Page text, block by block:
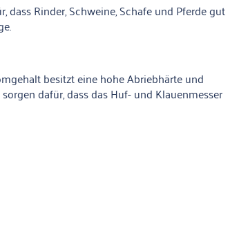
Rinder, Schweine, Schafe und Pferde gut
besitzt eine hohe Abriebhärte und
dafür, dass das Huf- und Klauenmesser